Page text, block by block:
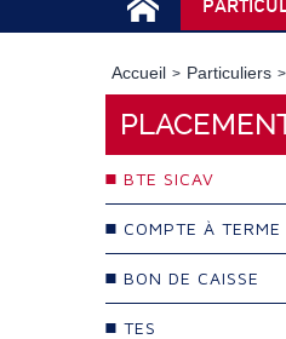
Accueil Particuliers
BTE SICAV
COMPTE À TERME
BON DE CAISSE
TES